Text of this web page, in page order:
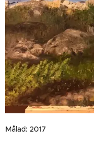
Målad: 2017